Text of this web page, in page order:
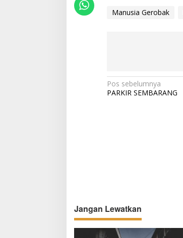
Manusia Gerobak
N
a
o
s
Pos sebelumnya
PARKIR SEMBARANG
Jangan Lewatkan